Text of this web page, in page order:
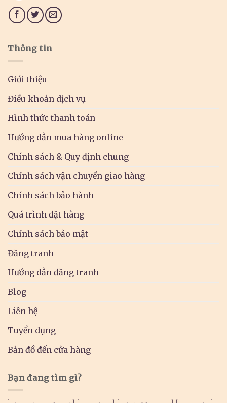
Thông tin
Giới thiệu
Điều khoản dịch vụ
Hình thức thanh toán
Hướng dẫn mua hàng online
Chính sách & Quy định chung
Chính sách vận chuyển giao hàng
Chính sách bảo hành
Quá trình đặt hàng
Chính sách bảo mật
Đăng tranh
Hướng dẫn đăng tranh
Blog
Liên hệ
Tuyển dụng
Bản đồ đến cửa hàng
Bạn đang tìm gì?